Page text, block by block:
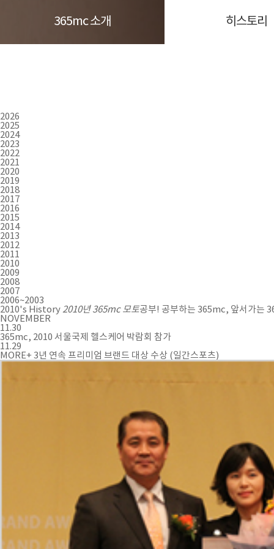
365mc 소개 히스토리
2026
2025
2024
2023
2022
2021
2020
2019
2018
2017
2016
2015
2014
2013
2012
2011
2010
2009
2008
2007
2006~2003
2010's History2010년 365mc 모토공부! 공부하는 365mc, 앞서가는
NOVEMBER
11.30
365mc, 2010 서울국제 헬스케어 박람회 참가
11.29
MORE+ 3년 연속 프리미엄 브랜드 대상 수상 (일간스포츠)